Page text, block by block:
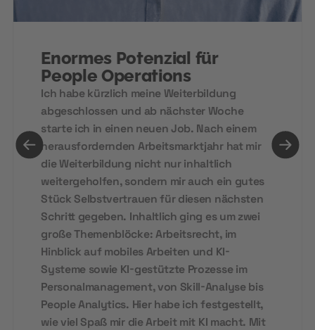
Enormes Potenzial für
People Operations
Ich habe kürzlich meine Weiterbildung
abgeschlossen und ab nächster Woche
starte ich in einen neuen Job. Nach einem
herausfordernden Arbeitsmarktjahr hat mir
die Weiterbildung nicht nur inhaltlich
weitergeholfen, sondern mir auch ein gutes
Stück Selbstvertrauen für diesen nächsten
Schritt gegeben. Inhaltlich ging es um zwei
große Themenblöcke: Arbeitsrecht, im
Hinblick auf mobiles Arbeiten und KI-
Systeme sowie KI-gestützte Prozesse im
Personalmanagement, von Skill-Analyse bis
People Analytics. Hier habe ich festgestellt,
wie viel Spaß mir die Arbeit mit KI macht. Mit